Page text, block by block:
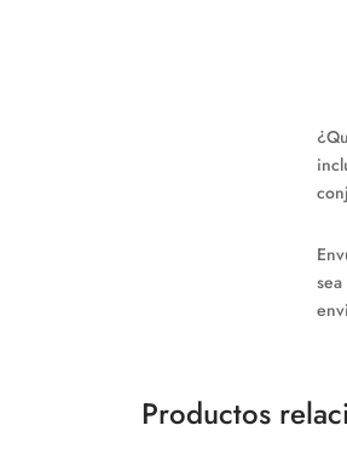
Productos